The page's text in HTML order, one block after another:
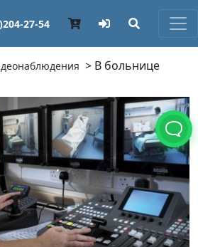
27-54
> В больнице